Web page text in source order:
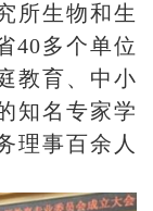
所生物和生
40多个单位
教育、中小
知名专家学
理事百余人